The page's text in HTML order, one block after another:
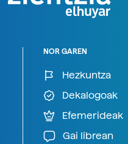
NOR GAREN
Hezkuntza
Dekalogoak
Efemerideak
Gai librean